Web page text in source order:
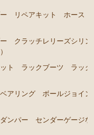
ー リペアキット ホース
クラッチレリーズシリン
ット ラックブーツ ラック
アリング ボールジョイン
ンパー センダーゲージな